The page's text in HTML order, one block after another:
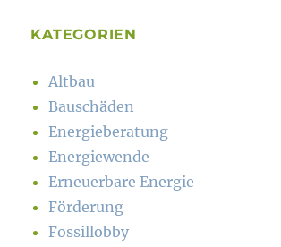
KATEGORIEN
Altbau
Bauschäden
Energieberatung
Energiewende
Erneuerbare Energie
Förderung
Fossillobby